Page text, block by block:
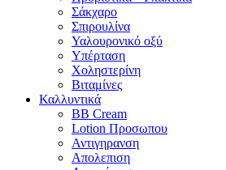
Σάκχαρο
Σπιρουλίνα
Υαλουρονικό οξύ
Υπέρταση
Χοληστερίνη
Βιταμίνες
Καλλυντικά
BB Cream
Lotion Προσωπου
Αντιγηρανση
Απολεπιση